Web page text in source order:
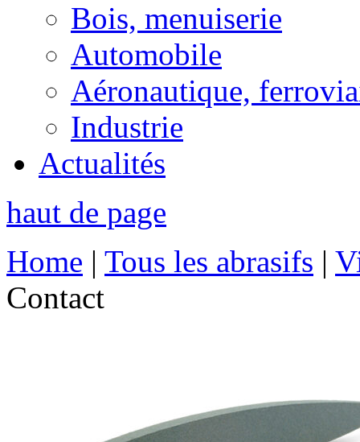
Bois, menuiserie
Automobile
Aéronautique,
Industrie
Actualités
haut de page
Home | Tous les abrasifs |
Contact